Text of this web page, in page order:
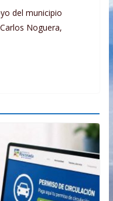
del municipio
Noguera,